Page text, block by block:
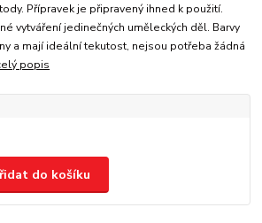
Přípravek je připravený ihned k použití.
vytváření jedinečných uměleckých děl. Barvy
a mají ideální tekutost, nejsou potřeba žádná
popis
do košíku